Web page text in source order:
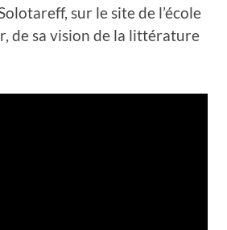
sur le site de l’école
de sa vision de la littérature